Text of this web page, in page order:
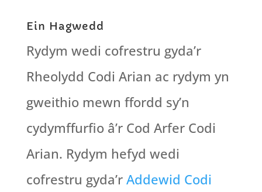
Ein Hagwedd
Rydym wedi cofrestru gyda’r
Rheolydd Codi Arian ac rydym yn
gweithio mewn ffordd sy’n
cydymffurfio â’r Cod Arfer Codi
Arian. Rydym hefyd wedi
cofrestru gyda’r Addewid Codi